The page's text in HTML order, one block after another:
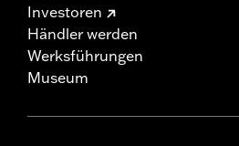
Investoren
Händler werden
Werksführungen
Museum